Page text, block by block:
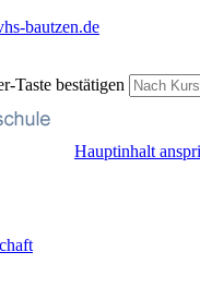
bautzen.de
Taste bestätigen
Hauptinhalt